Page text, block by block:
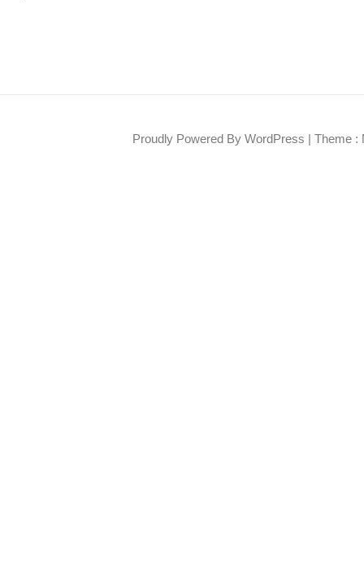
Proudly Powered By WordPress | Theme :